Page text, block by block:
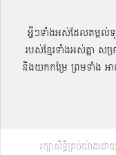
អ្វីៗទាំងអស់ដែលតម្កល់
របស់ខ្មែរទាំងអស់គ្នា
និងយកកម្រៃ ព្រមទាំង អ
រក្សាសិទ្ធិគ្រប់យ៉ាងដ